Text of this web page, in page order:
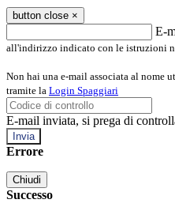
button close ×
E-
all'indirizzo indicato con le istruzioni
Non hai una e-mail associata al nome
tramite la Login Spaggiari
E-mail inviata, si prega di
Errore
Chiudi
Successo